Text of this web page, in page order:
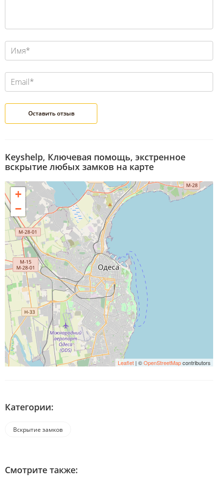
Keyshelp, Ключевая помощь, экстренное
вскрытие любых замков на карте
+
−
Leaflet | ©OpenStreetMapcontributors
Категории:
Вскрытие замков
Смотрите также: